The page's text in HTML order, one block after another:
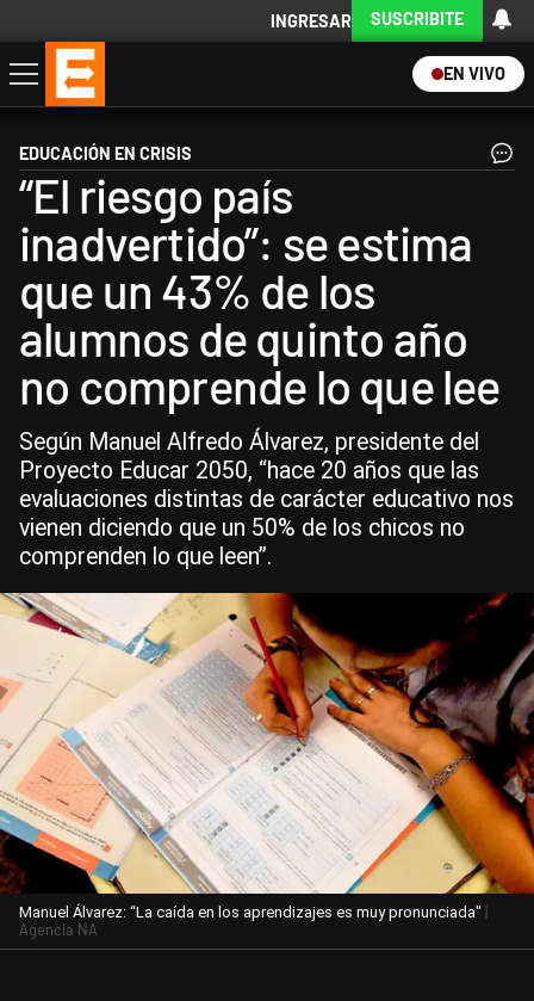
INGRESAR SUSCRIBITE
EN VIVO
Economía
Política
Internacional
Actualidad
Descargá la App
EDUCACIÓN EN CRISIS
“El riesgo país
inadvertido”: se estima
que un 43% de los
alumnos de quinto año
no comprende lo que lee
Según Manuel Alfredo Álvarez, presidente del
Proyecto Educar 2050, “hace 20 años que las
evaluaciones distintas de carácter educativo nos
vienen diciendo que un 50% de los chicos no
comprenden lo que leen”.
Manuel Álvarez: “La caída en los aprendizajes es muy pronunciada" |
Agencia NA